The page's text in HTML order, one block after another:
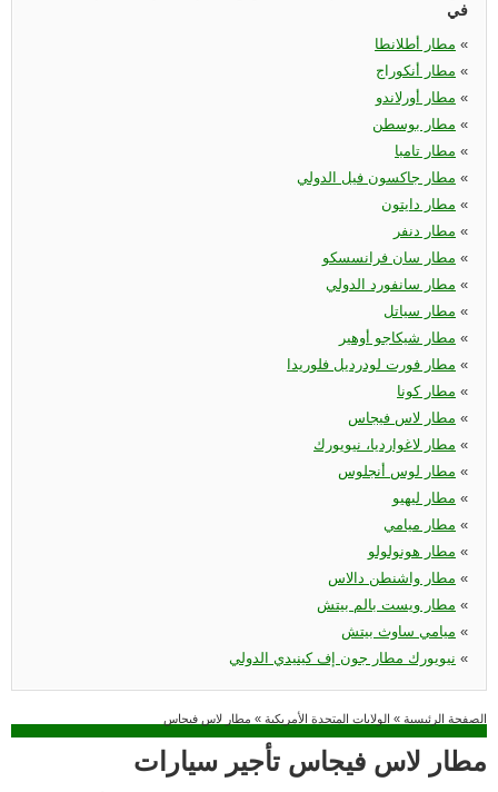
في
مطار أطلانطا «
مطار أنكوراج «
مطار أورلاندو «
مطار بوسطن «
مطار تامبا «
مطار جاكسون فيل الدولي «
مطار دايتون «
مطار دنفر «
مطار سان فرانسسكو «
مطار سانفورد الدولي «
مطار سياتل «
مطار شيكاجو أوهير «
مطار فورت لودرديل فلوريدا «
مطار كونا «
مطار لاس فيجاس «
مطار لاغوارديا، نيويورك «
مطار لوس أنجلوس «
مطار ليهيو «
مطار ميامي «
مطار هونولولو «
مطار واشنطن دالاس «
مطار ويست بالم بيتش «
ميامي ساوث بيتش «
نيويورك مطار جون إف كينيدي الدولي «
الصفحة الرئيسية » الولايات المتحدة الأمريكية » مطار لاس فيجاس
مطار لاس فيجاس تأجير سيارات